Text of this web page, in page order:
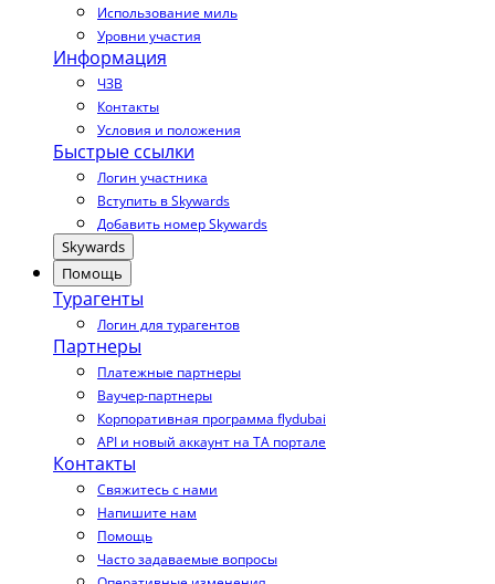
Использование миль
Уровни участия
Информация
ЧЗВ
Контакты
Условия и положения
Быстрые ссылки
Логин участника
Вступить в Skywards
Добавить номер Skywards
Skywards
Помощь
Турагенты
Логин для турагентов
Партнеры
Платежные партнеры
Ваучер-партнеры
Корпоративная программа flydubai
API и новый аккаунт на TA портале
Контакты
Свяжитесь с нами
Напишите нам
Помощь
Часто задаваемые вопросы